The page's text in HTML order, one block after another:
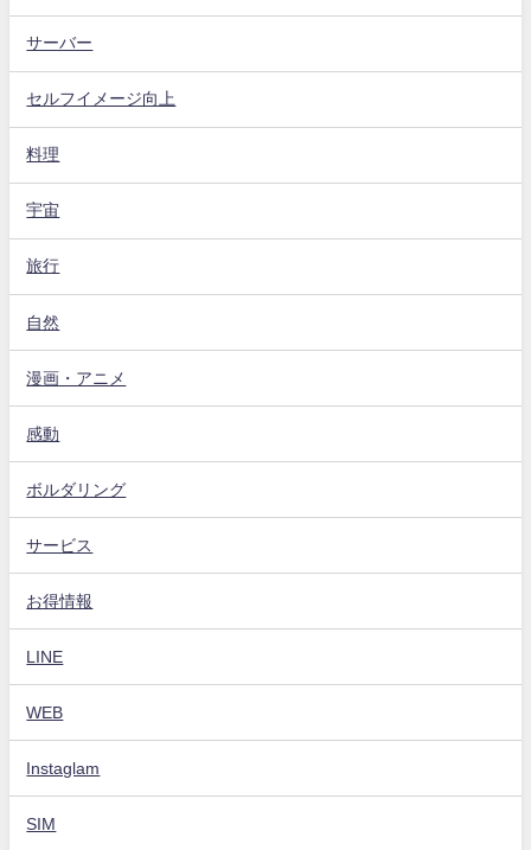
サーバー
セルフイメージ向上
料理
宇宙
旅行
自然
漫画・アニメ
感動
ボルダリング
サービス
お得情報
LINE
WEB
Instaglam
SIM